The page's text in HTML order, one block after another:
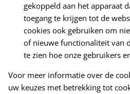
gekoppeld aan het apparaat
toegang te krijgen tot de
cookies ook gebruiken om
of nieuwe functionaliteit van
te zien hoe onze gebruikers
Voor meer informatie over de
uw keuzes met betrekking tot